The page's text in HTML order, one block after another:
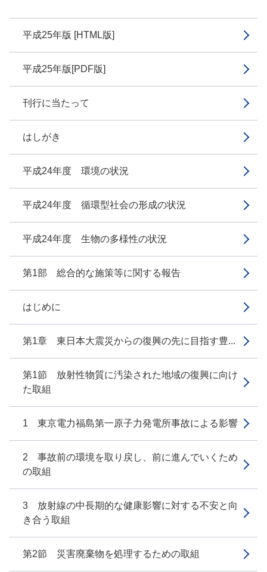
平成25年版 [HTML版]
平成25年版[PDF版]
刊行に当たって
はしがき
平成24年度 環境の状況
平成24年度 循環型社会の形成の状況
平成24年度 生物の多様性の状況
第1部 総合的な施策等に関する報告
はじめに
第1章 東日本大震災からの復興の先に目指す豊...
第1節 放射性物質に汚染された地域の復興に向け
た取組
1 東京電力福島第一原子力発電所事故による影響
2 事故前の環境を取り戻し、前に進んでいくため
の取組
3 放射線の中長期的な健康影響に対する不安と向
き合う取組
第2節 災害廃棄物を処理するための取組